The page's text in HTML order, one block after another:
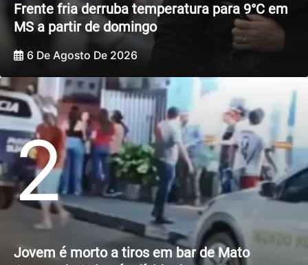
Frente fria derruba temperatura para 9°C em
MS a partir de domingo
6 De Agosto De 2026
2
Jovem é morto a tiros em bar de Mato